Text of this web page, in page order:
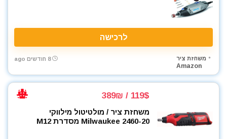
לרכישה
משחזת ציר
Amazon
8 חודשים ago
119$ / 389₪
משחזת ציר / מולטיטול מילווקי
Milwaukee 2460-20 מסדרת M12